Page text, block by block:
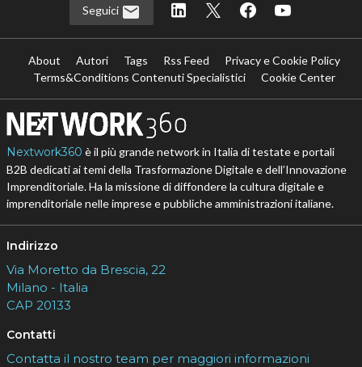
Seguici
About Autori Tags Rss Feed
Privacy e Cookie Policy
Terms&Conditions Contenuti Specialistici
Cookie Center
Nextwork360 è il più grande network in Italia di testate e portali
B2B dedicati ai temi della Trasformazione Digitale e dell’Innovazione
Imprenditoriale. Ha la missione di diffondere la cultura digitale e
imprenditoriale nelle imprese e pubbliche amministrazioni italiane.
Indirizzo
Via Moretto da Brescia, 22
Milano - Italia
CAP 20133
Contatti
Contatta il nostro team per maggiori informazioni